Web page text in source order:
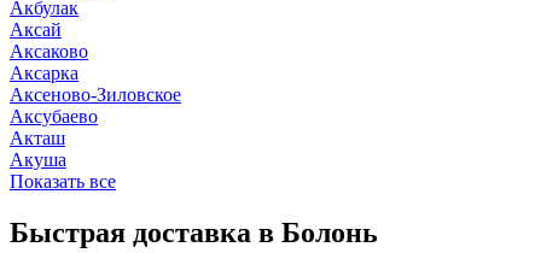
Акбулак
Аксай
Аксаково
Аксарка
Аксеново-Зиловское
Аксубаево
Акташ
Акуша
Показать все
Быстрая доставка в Болонь